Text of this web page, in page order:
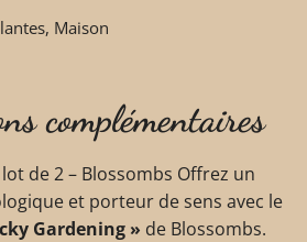
, Maison
complémentaires
de 2 – Blossombs Offrez un
et porteur de sens avec le
Gardening » de Blossombs.